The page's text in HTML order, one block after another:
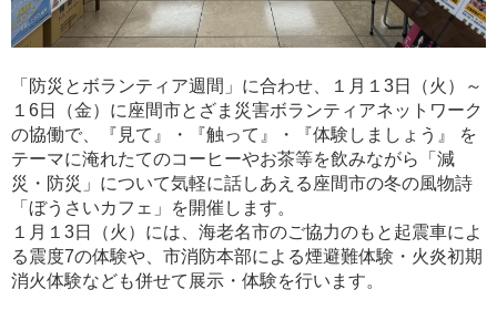
「防災とボランティア週間」に合わせ、１月１3日（火）～
１6日（金）に座間市とざま災害ボランティアネットワーク
の協働で、『見て』・『触って』・『体験しましょう』 を
テーマに淹れたてのコーヒーやお茶等を飲みながら「減
災・防災」について気軽に話しあえる座間市の冬の風物詩
「ぼうさいカフェ」を開催します。
１月１3日（火）には、海老名市のご協力のもと起震車によ
る震度7の体験や、市消防本部による煙避難体験・火炎初期
消火体験なども併せて展示・体験を行います。